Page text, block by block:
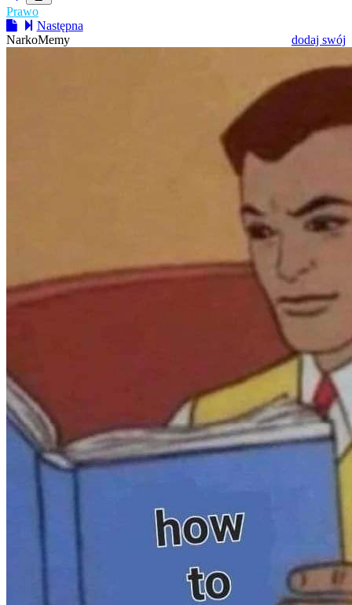
Prawo
Następna
NarkoMemy
dodaj swój